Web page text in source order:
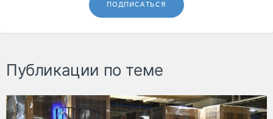
ПОДПИСАТЬСЯ
Публикации по теме